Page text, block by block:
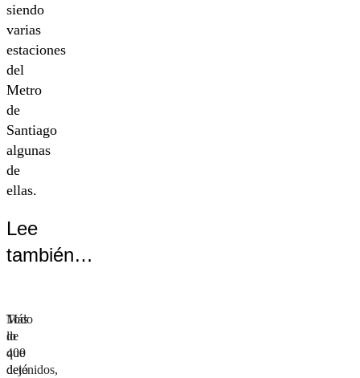
siendo
varias
estaciones
del
Metro
de
Santiago
algunas
de
ellas.
Lee
también…
Más
de
400
detenidos,
Todo
lo
que
dejó